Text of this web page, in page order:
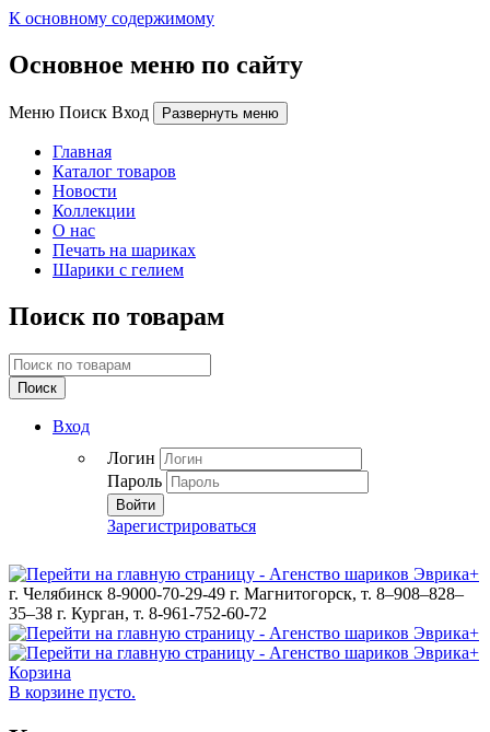
К основному содержимому
Основное меню по сайту
Меню Поиск Вход Развернуть меню
Главная
Каталог товаров
Новости
Коллекции
О нас
Печать на шариках
Шарики с гелием
Поиск по товарам
Поиск
Вход
Логин
Пароль
Войти
Зарегистрироваться
г. Челябинск 8-9000-70-29-49 г. Магнитогорск, т. 8–908–828–
35–38 г. Курган, т. 8-961-752-60-72
Корзина
В корзине пусто.